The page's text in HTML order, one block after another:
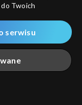
Twoich
udostępnianie
przez
dalej
pomocą
serwisu